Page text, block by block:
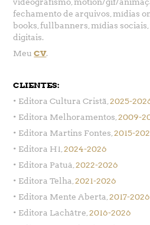
fechamento de arquivos, mídias
books, fullbanners, mídias
digitais.
MeuCV.
CLIENTES:
• Editora Cultura Cristã,2025-
• Editora Melhoramentos,2009-
• Editora Martins Fontes,2015-
• Editora H1,2024-2026
• Editora Patuá,2022-2026
• Editora Telha,2021-2026
• Editora Mente Aberta,2017-2026
• Editora Lachâtre,2016-2026